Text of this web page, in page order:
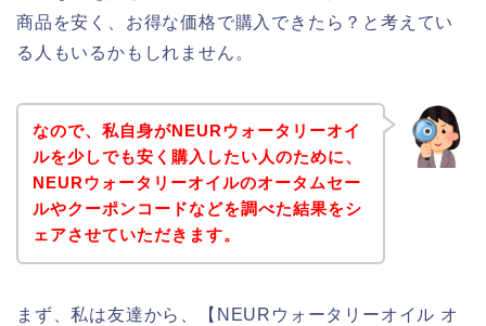
商品を安く、お得な価格で購入できたら？と考えてい
る人もいるかもしれません。
なので、私自身がNEURウォータリーオイ
ルを少しでも安く購入したい人のために、
NEURウォータリーオイルのオータムセー
ルやクーポンコードなどを調べた結果をシ
ェアさせていただきます。
まず、私は友達から、【NEURウォータリーオイル オ